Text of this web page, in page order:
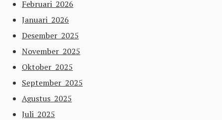
Februari 2026
Januari 2026
Desember 2025
November 2025
Oktober 2025
September 2025
Agustus 2025
Juli 2025